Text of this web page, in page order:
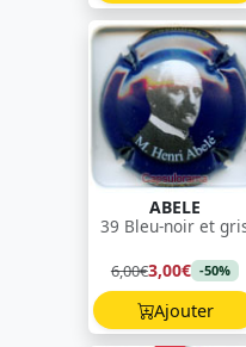
ABELE
39 Bleu-noir et
6,00€3,00€ -50%
Ajouter